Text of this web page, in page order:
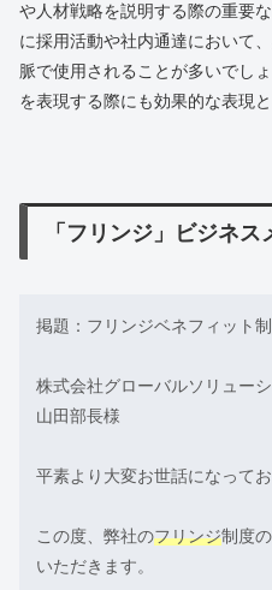
や人材戦略を説明する際の重要
に採用活動や社内通達において
脈で使用されることが多いでし
を表現する際にも効果的な表現
「フリンジ」ビジネス
掲題：フリンジベネフィット
株式会社グローバルソリュー
山田部長様
平素より大変お世話になってお
この度、弊社のフリンジ制度
いただきます。